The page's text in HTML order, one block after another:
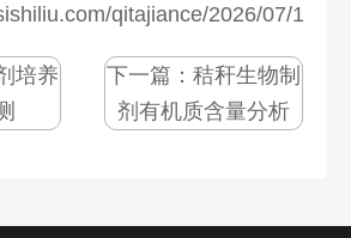
qitajiance/2026/07/
培养
下一篇：秸秆生物制
剂有机质含量分析